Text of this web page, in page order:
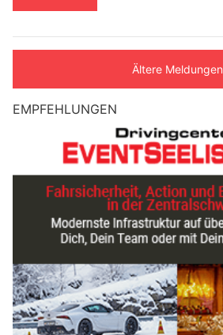
Ältere Meldungen
EMPFEHLUNGEN